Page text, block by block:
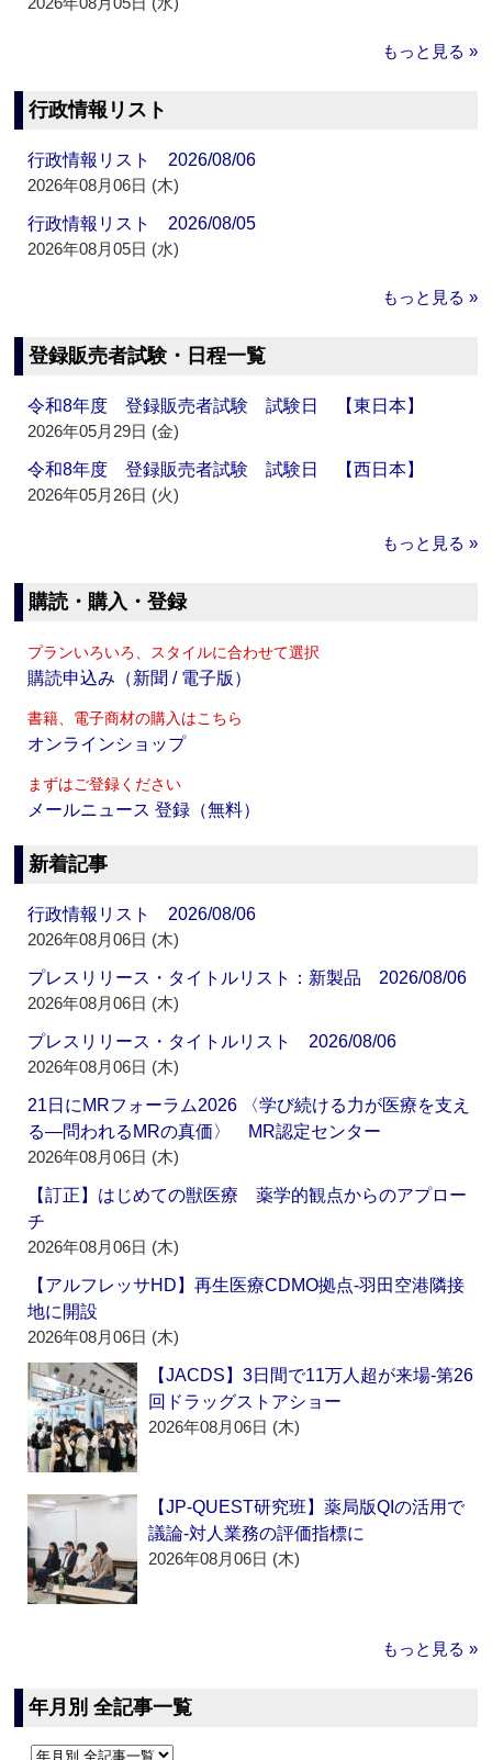
もっと見る »
行政情報リスト
行政情報リスト 2026/08/06
2026年08月06日 (木)
行政情報リスト 2026/08/05
2026年08月05日 (水)
もっと見る »
登録販売者試験・日程一覧
令和8年度 登録販売者試験 試験日 【東日本】
2026年05月29日 (金)
令和8年度 登録販売者試験 試験日 【西日本】
2026年05月26日 (火)
もっと見る »
購読・購入・登録
プランいろいろ、スタイルに合わせて選択
購読申込み（新聞 / 電子版）
書籍、電子商材の購入はこちら
オンラインショップ
まずはご登録ください
メールニュース 登録（無料）
新着記事
行政情報リスト 2026/08/06
2026年08月06日 (木)
プレスリリース・タイトルリスト：新製品 2026/08/06
2026年08月06日 (木)
プレスリリース・タイトルリスト 2026/08/06
2026年08月06日 (木)
21日にMRフォーラム2026 〈学び続ける力が医療を支え
る―問われるMRの真価〉 MR認定センター
2026年08月06日 (木)
【訂正】はじめての獣医療 薬学的観点からのアプロー
チ
2026年08月06日 (木)
【アルフレッサHD】再生医療CDMO拠点‐羽田空港隣接
地に開設
2026年08月06日 (木)
【JACDS】3日間で11万人超が来場‐第26
回ドラッグストアショー
2026年08月06日 (木)
【JP-QUEST研究班】薬局版QIの活用で
議論‐対人業務の評価指標に
2026年08月06日 (木)
もっと見る »
年月別 全記事一覧